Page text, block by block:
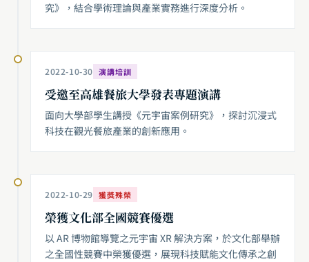
究》，結合學術理論與產業實務進行深度分析。
2022-10-30 演講培訓
受邀至高雄餐旅大學發表專題演講
面向大學部學生講授《元宇宙案例研究》，探討沉浸式
科技在觀光餐旅產業的創新應用。
2022-10-29 獲獎殊榮
榮獲文化部全國競賽優選
以 AR 博物館導覽之元宇宙 XR 解決方案，於文化部舉辦
之全國性競賽中榮獲優選，展現科技賦能文化傳承之創